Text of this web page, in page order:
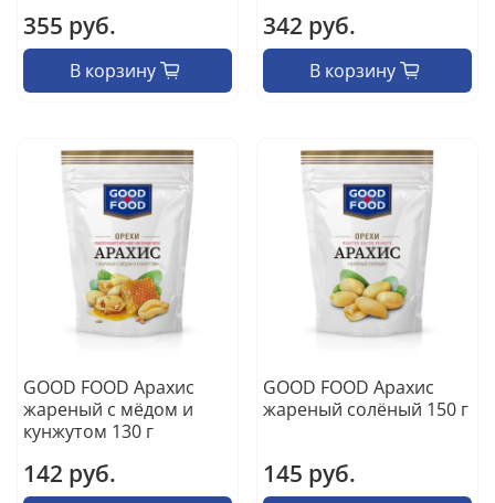
355 руб.
В корзину
342 руб.
В корзину
GOOD FOOD Арахис
жареный с мёдом и
кунжутом 130 г
142 руб.
GOOD FOOD Арахис
жареный солёный 150 г
145 руб.